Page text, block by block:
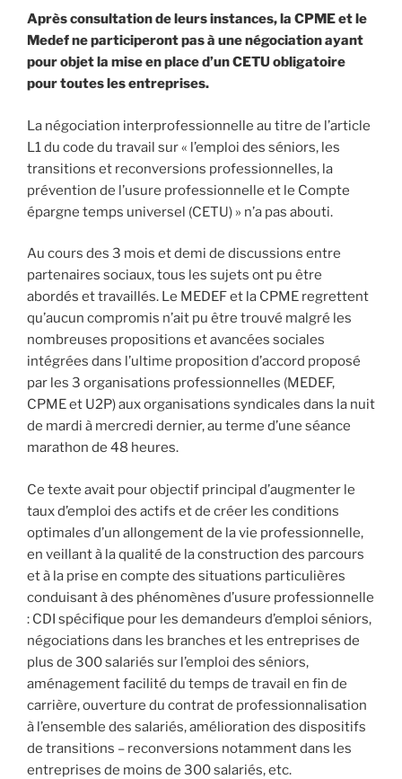
Après consultation de leurs instances, la CPME etle
Medefne participeront pas à une négociation ayant
pour objet la mise en place d’un CETU obligatoire
pour toutes les entreprises.
La négociation interprofessionnelle au titre de l’article
L1 du code du travail sur « l’emploi des séniors, les
transitions et reconversions professionnelles, la
prévention de l’usure professionnelle et le Compte
épargne temps universel (CETU) » n’a pas abouti.
Au cours des 3 mois et demi de discussions entre
partenaires sociaux, tous les sujets ont pu être
abordés et travaillés. Le MEDEF et la CPME regrettent
qu’aucun compromis n’ait pu être trouvé malgré les
nombreuses propositions et avancées sociales
intégrées dans l’ultime proposition d’accord proposé
par les 3 organisations professionnelles (MEDEF,
CPME et U2P) aux organisations syndicales dans la nuit
de mardi à mercredi dernier, au terme d’une séance
marathon de 48 heures.
Ce texte avait pour objectif principal d’augmenter le
taux d’emploi des actifs et de créer les conditions
optimales d’un allongement de la vie professionnelle,
en veillant à la qualité de la construction des parcours
et à la prise en compte des situations particulières
conduisant à des phénomènes d’usure professionnelle
: CDI spécifique pour les demandeurs d’emploi séniors,
négociations dans les branches et les entreprises de
plus de 300 salariés sur l’emploi des séniors,
aménagement facilité du temps de travail en fin de
carrière, ouverture du contrat de professionnalisation
à l’ensemble des salariés, amélioration des dispositifs
de transitions – reconversions notamment dans les
entreprises de moins de 300 salariés, etc.